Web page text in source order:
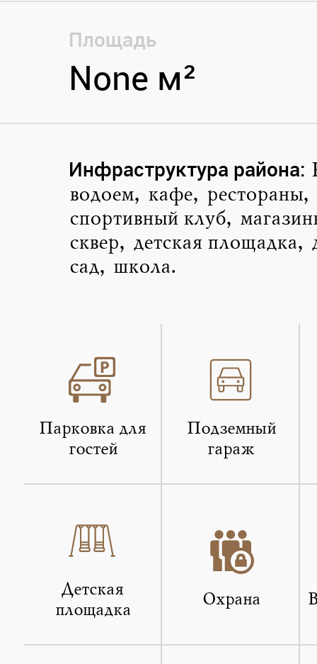
Площадь
None м²
Инфраструктура района:
водоем, кафе,
спортивный клуб,
сквер, детская площадка,
сад, школа.
Парковка для
гостей
Подземный
гараж
Детская
площадка
Охрана